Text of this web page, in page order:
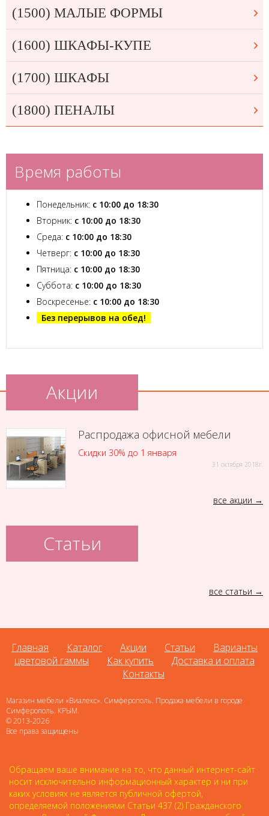
(1500) МАЛЫЕ ФОРМЫ
(1600) ШКАФЫ-КУПЕ
(1700) ШКАФЫ
(1800) ПЕНАЛЫ
Время работы
Понедельник: с 10:00 до 18:30
Вторник: с 10:00 до 18:30
Среда: с 10:00 до 18:30
Четверг: с 10:00 до 18:30
Пятница: с 10:00 до 18:30
Суббота: с 10:00 до 18:30
Воскресенье: с 10:00 до 18:30
Без перерывов на обед!
Акции
Распродажа офисной мебели
Скидки 30% до 1 января
31 октября 2018г.
все акции
Статьи
все статьи
Главная Каталог Акции Статьи
Варианты
цветовой гаммы
Как купить
Доставка и оплата
Контакты
Магазин мебели «Виалекс». Симферополь. Продажа мебели в городе
Симферополь. КРЫМ.
© 2013-2026
Все права защищены
Обращаем ваше внимание на то, что данный интернет-сайт
носит исключительно информационный характер и ни при
каких условиях не является публичной офертой,
определяемой положениями Статьи 437 (2) Гражданского